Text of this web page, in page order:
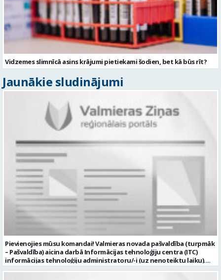
Vidzemes slimnīcā asins krājumi pietiekami šodien, bet kā būs rīt?
Jaunākie sludinājumi
Pievienojies mūsu komandai! Valmieras novada pašvaldība (turpmāk
– Pašvaldība) aicina darbā Informācijas tehnoloģiju centra (ITC)
informācijas tehnoloģiju administratoru/-i (uz nenoteiktu laiku).
Darba vieta: Rūjienas un Naukšēnu apvienību teritorijās Ja Tev ir